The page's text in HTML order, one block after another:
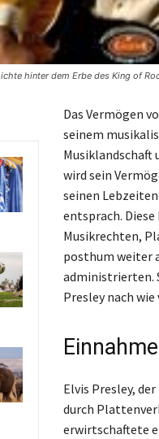
hinter dem Erbe des King of
Das Vermögen
seinem
Musiklandschaft
wird sein
seinen
entsprach.
Musikrechten,
posthum weiter
administrierten.
Presley nach
Elvis Presley,
durch
erwirtschaftete